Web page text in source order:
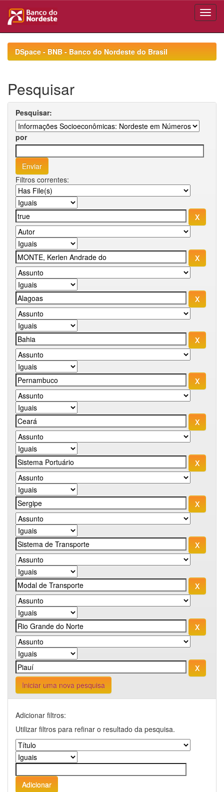
navigationDSpace - BNB - Banco do Nordeste do Brasil
Pesquisar
Pesquisar:
por
Filtros correntes:
Iniciar uma nova pesquisa
Adicionar filtros:
Utilizar filtros para refinar o resultado da pesquisa.